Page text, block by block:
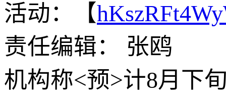
活动：【
责任编辑： 张鸥
机构称<预>计8月下